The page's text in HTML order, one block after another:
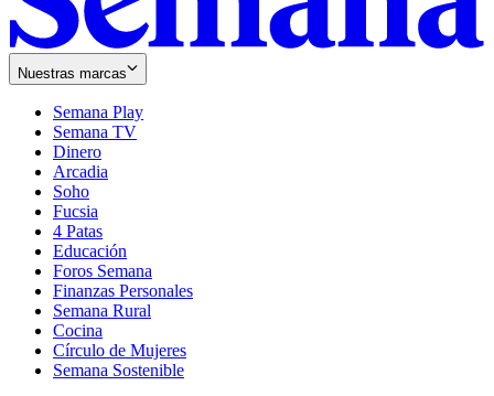
Nuestras marcas
Semana Play
Semana TV
Dinero
Arcadia
Soho
in
new
window
Fucsia
in
new
window
4 Patas
Educación
Foros Semana
Finanzas Personales
Semana Rural
Cocina
Círculo de Mujeres
Semana Sostenible